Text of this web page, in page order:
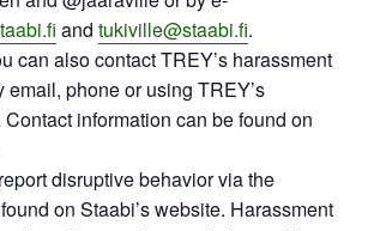
and tukiville@staabi.fi.
can also contact TREY’s harassment
email, phone or using TREY’s
information can be found on
disruptive behavior via the
on Staabi’s website. Harassment